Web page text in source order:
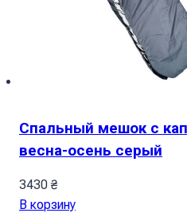
Спальный мешок с
весна-осень серый
3430 ₴
В корзину